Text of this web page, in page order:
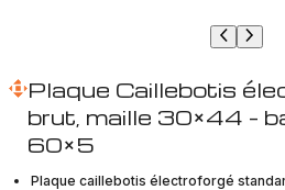
Plaque Caillebotis
brut, maille 30×44 –
60×5
Plaque caillebotis électroforgé